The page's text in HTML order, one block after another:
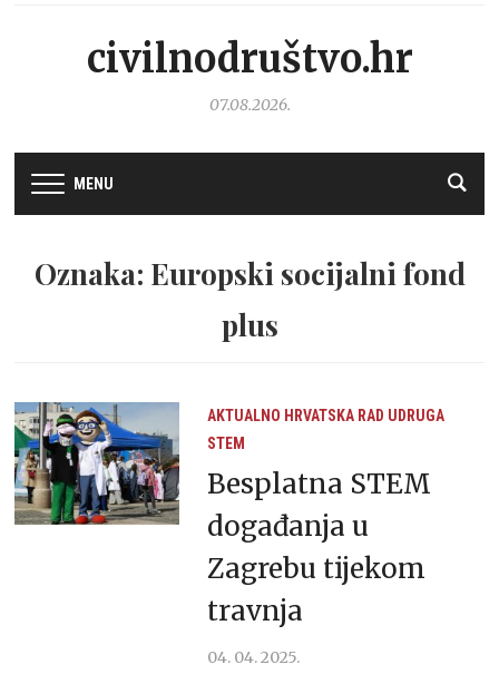
civilnodruštvo.hr
07.08.2026.
MENU
Oznaka: Europski socijalni fond
plus
AKTUALNO HRVATSKA RAD UDRUGA
STEM
Besplatna STEM
događanja u
Zagrebu tijekom
travnja
04. 04. 2025.